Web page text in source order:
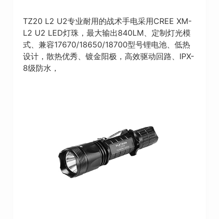
TZ20 L2 U2专业耐用的战术手电采用CREE XM-
L2 U2 LED灯珠，最大输出840LM、定制灯光模
式、兼容17670/18650/18700型号锂电池、低热
设计，散热优秀、镀金阳极，高效驱动回路、IPX-
8级防水，